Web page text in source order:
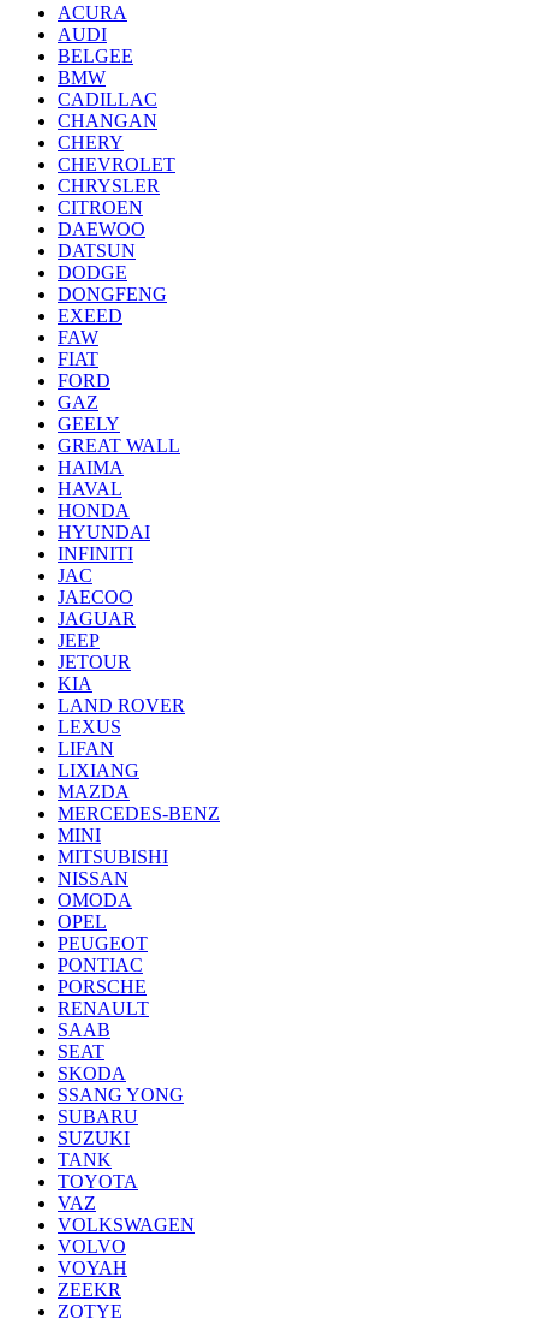
ACURA
AUDI
BELGEE
BMW
CADILLAC
CHANGAN
CHERY
CHEVROLET
CHRYSLER
CITROEN
DAEWOO
DATSUN
DODGE
DONGFENG
EXEED
FAW
FIAT
FORD
GAZ
GEELY
GREAT WALL
HAIMA
HAVAL
HONDA
HYUNDAI
INFINITI
JAC
JAECOO
JAGUAR
JEEP
JETOUR
KIA
LAND ROVER
LEXUS
LIFAN
LIXIANG
MAZDA
MERCEDES-BENZ
MINI
MITSUBISHI
NISSAN
OMODA
OPEL
PEUGEOT
PONTIAC
PORSCHE
RENAULT
SAAB
SEAT
SKODA
SSANG YONG
SUBARU
SUZUKI
TANK
TOYOTA
VAZ
VOLKSWAGEN
VOLVO
VOYAH
ZEEKR
ZOTYE